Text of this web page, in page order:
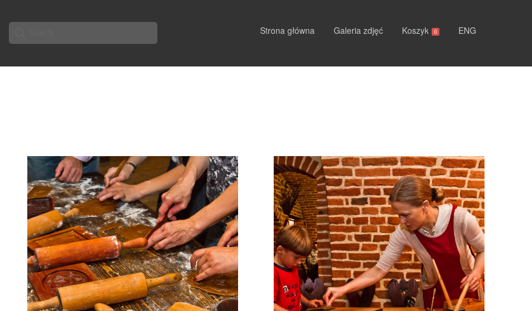
Search
for:
Strona główna Galeria zdjęć Koszyk 0 ENG